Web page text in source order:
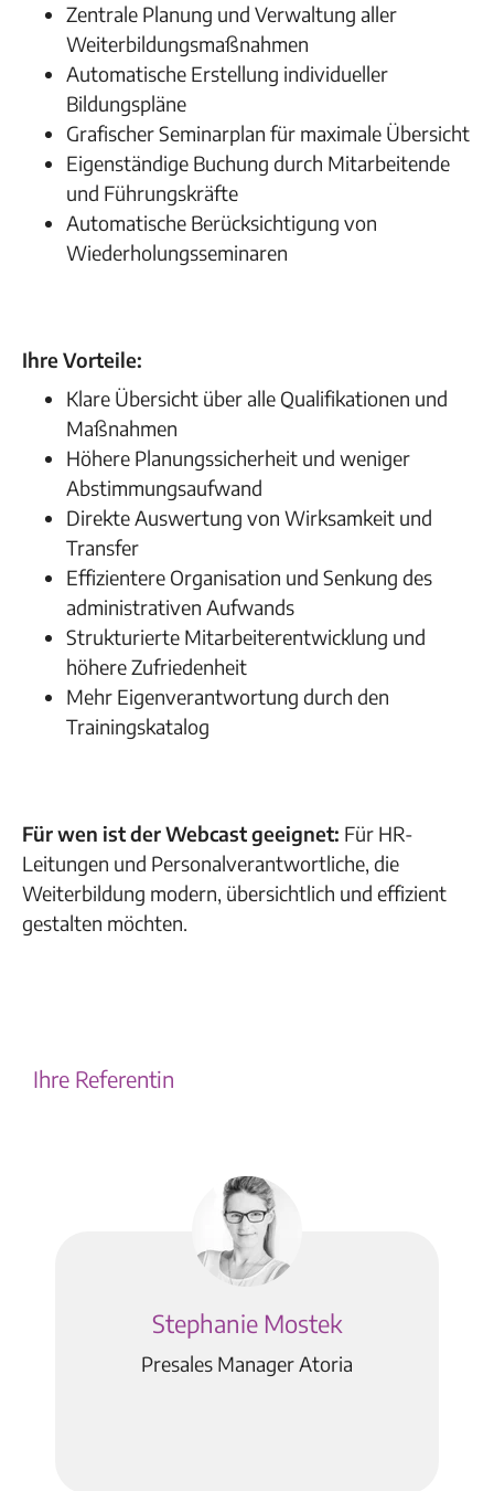
Zentrale Planung und Verwaltung aller
Weiterbildungsmaßnahmen
Automatische Erstellung individueller
Bildungspläne
Grafischer Seminarplan für maximale Übersicht
Eigenständige Buchung durch Mitarbeitende
und Führungskräfte
Automatische Berücksichtigung von
Wiederholungsseminaren
Ihre Vorteile:
Klare Übersicht über alle Qualifikationen und
Maßnahmen
Höhere Planungssicherheit und weniger
Abstimmungsaufwand
Direkte Auswertung von Wirksamkeit und
Transfer
Effizientere Organisation und Senkung des
administrativen Aufwands
Strukturierte Mitarbeiterentwicklung und
höhere Zufriedenheit
Mehr Eigenverantwortung durch den
Trainingskatalog
Für wen ist der Webcast geeignet: Für HR-
Leitungen und Personalverantwortliche, die
Weiterbildung modern, übersichtlich und effizient
gestalten möchten.
Ihre Referentin
Stephanie Mostek
Presales Manager Atoria